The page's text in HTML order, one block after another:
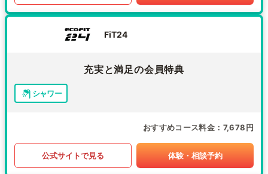
FiT24
充実と満足の会員特典
シャワー
おすすめコース料金 7,678円
公式サイトで見る 体験・相談予約